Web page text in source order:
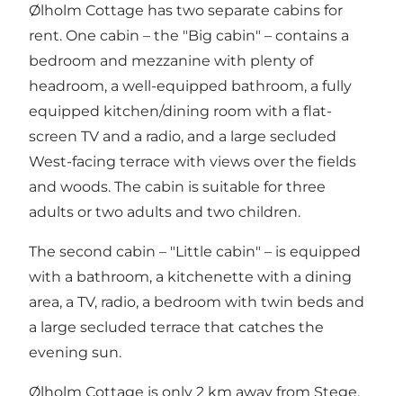
Ølholm Cottage has two separate cabins for
rent. One cabin – the "Big cabin" – contains a
bedroom and mezzanine with plenty of
headroom, a well-equipped bathroom, a fully
equipped kitchen/dining room with a flat-
screen TV and a radio, and a large secluded
West-facing terrace with views over the fields
and woods. The cabin is suitable for three
adults or two adults and two children.
The second cabin – "Little cabin" – is equipped
with a bathroom, a kitchenette with a dining
area, a TV, radio, a bedroom with twin beds and
a large secluded terrace that catches the
evening sun.
Ølholm Cottage is only 2 km away from Stege,